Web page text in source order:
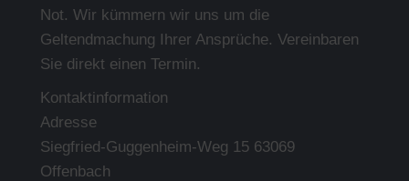
Not. Wir kümmern wir uns um die
Geltendmachung Ihrer Ansprüche. Vereinbaren
Sie direkt einen Termin.
Kontaktinformation
Adresse
Siegfried-Guggenheim-Weg 15 63069
Offenbach